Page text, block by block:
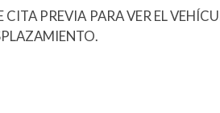
CITA PREVIA PARA VER EL